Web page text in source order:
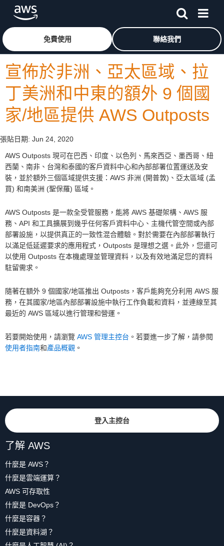
跳至主要內容按一下這裡可返回 Amazon Web Services 首頁
免費使用 聯絡我們
宣佈於非洲、亞太區域、拉
丁美洲和中東的額外 9 個國
家/地區提供 AWS Outposts
張貼日期: Jun 24, 2020
AWS Outposts 現可在巴西、印度、以色列、馬來西亞、墨西哥、紐
西蘭、南非、台灣和泰國的客戶資料中心和內部部署位置運送及安
裝，並於額外三個區域提供支援：AWS 非洲 (開普敦)、亞太區域 (孟
買) 和南美洲 (聖保羅) 區域。
AWS Outposts 是一款全受管服務，能將 AWS 基礎架構、AWS 服
務、API 和工具擴展到幾乎任何客戶資料中心、主機代管空間或內部
部署設施，以提供真正的一致性混合體驗。對於需要在內部部署執行
以滿足低延遲要求的應用程式，Outposts 是理想之選。此外，您還可
以使用 Outposts 在本機處理並管理資料，以及有效地滿足您的資料
駐留需求。
隨著在額外 9 個國家/地區推出 Outposts，客戶能夠充分利用 AWS 服
務，在其國家/地區內部部署設施中執行工作負載和資料，並連線至其
最近的 AWS 區域以進行管理和營運。
若要開始使用，請瀏覽 AWS 管理主控台 。若要進一步了解，請參閱
使用者指南和產品概觀 。
登入主控台
了解 AWS
什麼是 AWS？
什麼是雲端運算？
AWS 可存取性
什麼是 DevOps？
什麼是容器？
什麼是資料湖？